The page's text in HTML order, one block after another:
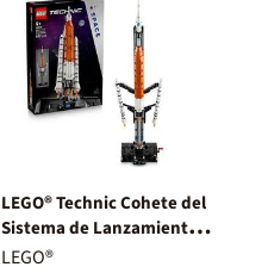
LEGO® Technic Cohete del
Sistema de Lanzamiento
Espacial NASA Artemis
LEGO®